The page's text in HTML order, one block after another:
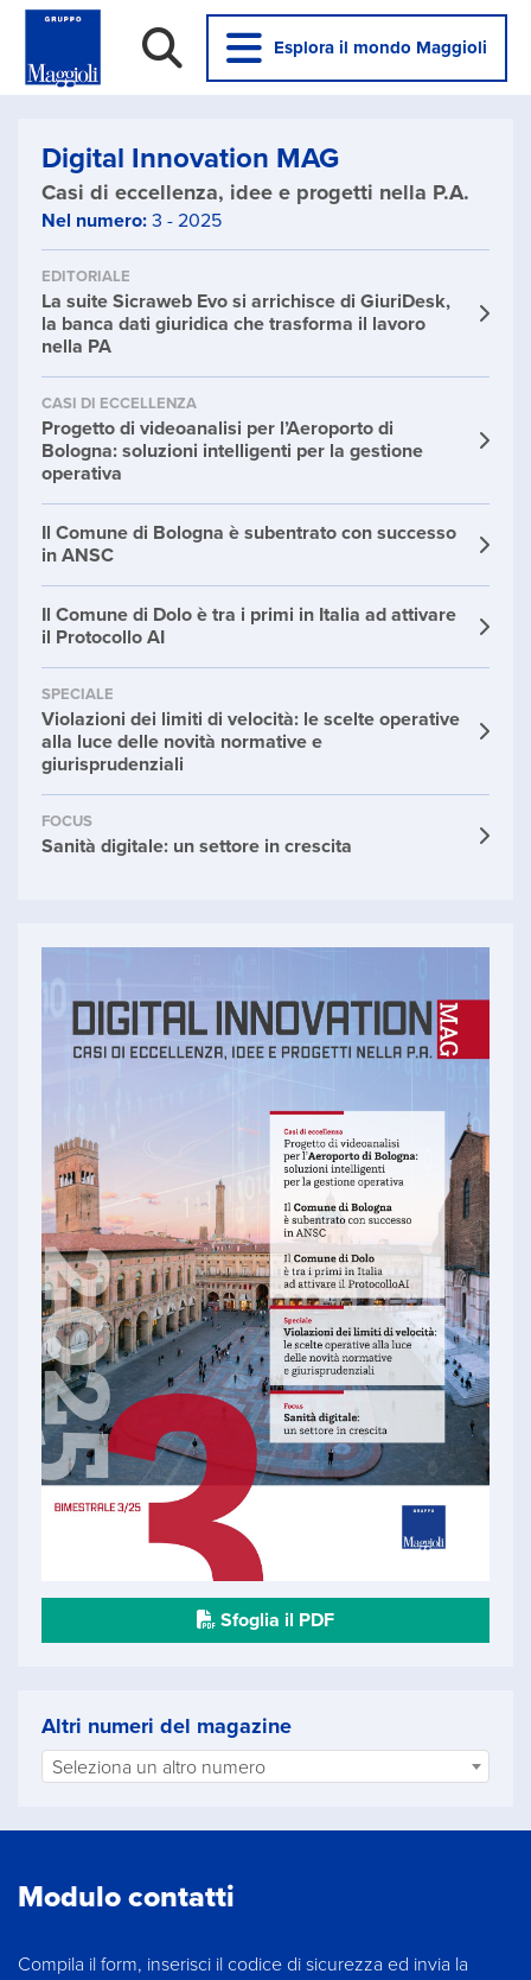
Esplora il mondo Maggioli
Digital Innovation MAG
Casi di eccellenza, idee e progetti nella P.A.
Nel numero: 3 - 2025
EDITORIALE
La suite Sicraweb Evo si arrichisce di GiuriDesk,
la banca dati giuridica che trasforma il lavoro
nella PA
CASI DI ECCELLENZA
Progetto di videoanalisi per l’Aeroporto di
Bologna: soluzioni intelligenti per la gestione
operativa
Il Comune di Bologna è subentrato con successo
in ANSC
Il Comune di Dolo è tra i primi in Italia ad attivare
il Protocollo AI
SPECIALE
Violazioni dei limiti di velocità: le scelte operative
alla luce delle novità normative e
giurisprudenziali
FOCUS
Sanità digitale: un settore in crescita
Sfoglia il PDF
Altri numeri del magazine
Seleziona un altro numero
Modulo contatti
Compila il form, inserisci il codice di sicurezza ed invia la